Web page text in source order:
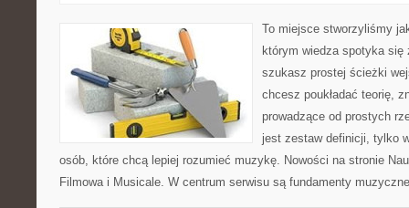
To miejsce stworzyliśmy
którym wiedza spotyka
szukasz prostej ścieżki
chcesz poukładać teorię,
prowadzące od prostych
jest zestaw definicji, tylko
osób, które chcą lepiej rozumieć muzykę. Nowości na stronie
Filmowa i Musicale. W centrum serwisu są fundamenty